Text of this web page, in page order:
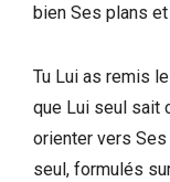
bien Ses plans
Tu Lui as remis
que Lui seul sait
orienter vers Ses
seul, formulés